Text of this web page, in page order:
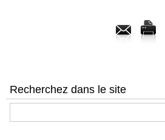
Recherchez dans le site